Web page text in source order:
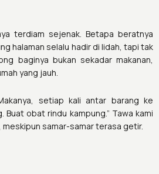
terdiam sejenak. Betapa beratnya
halaman selalu hadir di lidah, tapi tak
baginya bukan sekadar makanan,
yang jauh.
setiap kali antar barang ke
obat rindu kampung.” Tawa kami
samar-samar terasa getir.